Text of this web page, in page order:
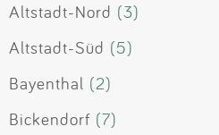
Altstadt-Nord (3)
Altstadt-Süd (5)
Bayenthal (2)
Bickendorf (7)